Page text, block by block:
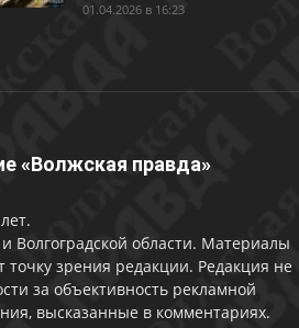
01.04.2026 в 16:23
«Волжская правда»
Волгоградской области. Материалы
точку зрения редакции. Редакция не
за объективность рекламной
высказанные в комментариях.